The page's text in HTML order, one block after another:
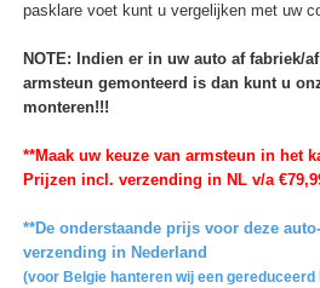
pasklare voet kunt u vergelijken met uw
NOTE: Indien er in uw auto af fabriek/
armsteun gemonteerd is dan kunt u
monteren!!!
**Maak uw keuze van armsteun in het
Prijzen incl. verzending in NL v/a
**De onderstaande prijs voor deze
verzending in Nederland
(voor Belgie hanteren wij een gereduceerd